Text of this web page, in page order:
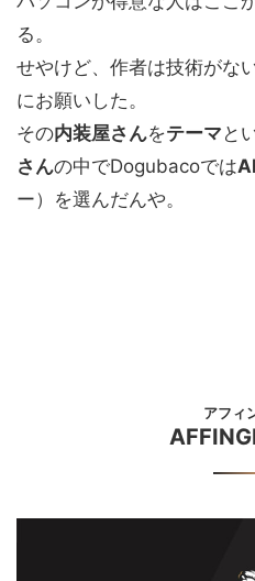
る。
せやけど、作者は技術がな
にお願いした。
その内装屋さんをテーマ と
さんの中でDogubacoでは
ー）を選んだんや。
アフィ